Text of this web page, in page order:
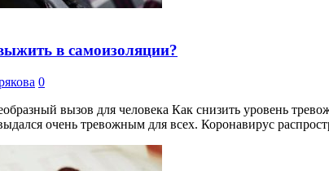
в самоизоляции?
0
вызов для человека Как снизить уровень
очень тревожным для всех. Коронавирус